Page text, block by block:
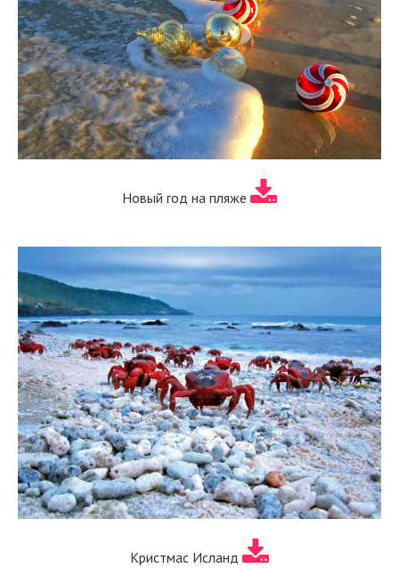
Новый год на пляже
Кристмас Исланд